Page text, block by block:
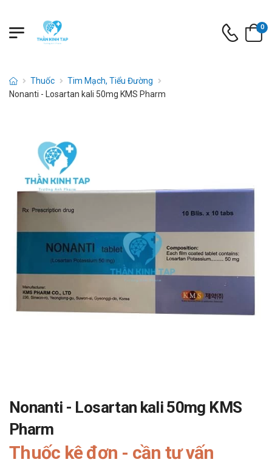
0
Thuốc
Tim Mạch, Tiểu Đường
Nonanti - Losartan kali 50mg KMS Pharm
Nonanti - Losartan kali 50mg KMS
Pharm
Thuốc kê đơn - cần tư vấn